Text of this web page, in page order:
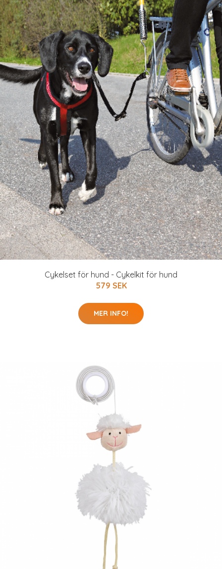
Cykelset för hund - Cykelkit för hund
579 SEK
MER INFO!